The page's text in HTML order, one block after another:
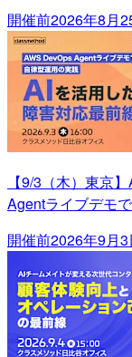
開催前2026年8月
【9/3（木）東京
Agentライブデモ
開催前2026年9月